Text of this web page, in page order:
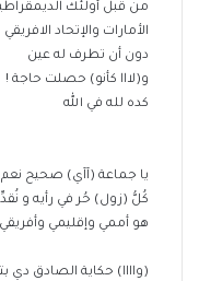
من قبل أولئك
الأمارات والإتحاد الافريقي
دون أن تطرف له عين
و(لااا كأنو) حصلت حاجة !
كده لله في الله
يا جماعة (آآي) صحيح نعم
كُلُّ (زول) حُر في رأيه و
هو أممي وإقليمي
(واااا) حكاية الصادق دي